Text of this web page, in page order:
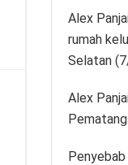
Alex
rumah
Selatan
Alex